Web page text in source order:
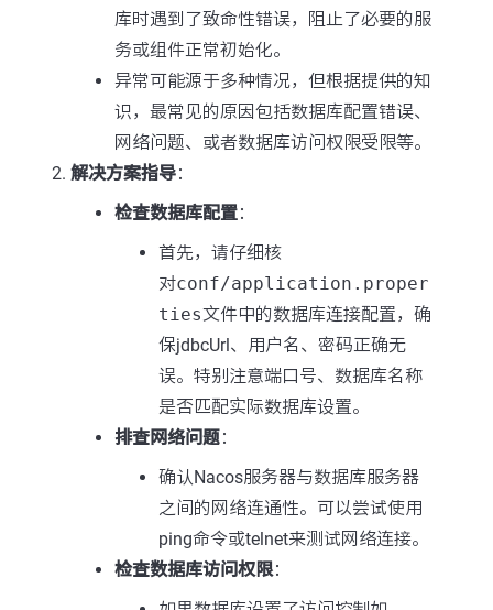
库时遇到了致命性错误，阻止了必要的服
务或组件正常初始化。
异常可能源于多种情况，但根据提供的知
识，最常见的原因包括数据库配置错误、
网络问题、或者数据库访问权限受限等。
解决方案指导：
检查数据库配置：
首先，请仔细核
对conf/application.proper
ties文件中的数据库连接配置，确
保jdbcUrl、用户名、密码正确无
误。特别注意端口号、数据库名称
是否匹配实际数据库设置。
排查网络问题：
确认Nacos服务器与数据库服务器
之间的网络连通性。可以尝试使用
ping命令或telnet来测试网络连接。
检查数据库访问权限：